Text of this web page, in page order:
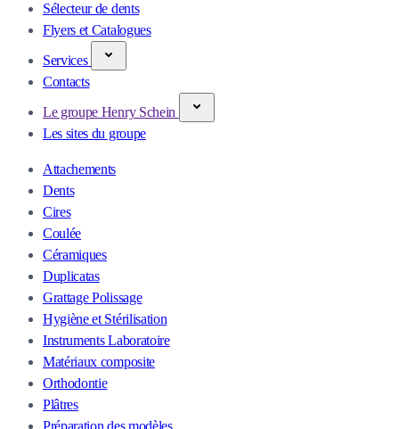
Sélecteur de dents
Flyers et Catalogues
Services
Contacts
Le groupe Henry Schein
Les sites du groupe
Attachements
Dents
Cires
Coulée
Céramiques
Duplicatas
Grattage Polissage
Hygiène et Stérilisation
Instruments Laboratoire
Matériaux composite
Orthodontie
Plâtres
Préparation des modèles